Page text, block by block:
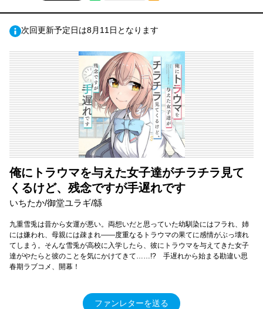
次回更新予定日は8月11日となります
俺にトラウマを与えた女子達がチラチラ見て
くるけど、残念ですが手遅れです
いちたか/御堂ユラギ/緜
九重雪兎は昔から女運が悪い。両想いだと思っていた幼馴染にはフラれ、姉
には嫌われ、母親には疎まれ――度重なるトラウマの果てに感情がぶっ壊れ
てしまう。そんな雪兎が高校に入学したら、彼にトラウマを与えてきた女子
達がやたらと彼のことを気にかけてきて……!? 手遅れから始まる勘違い思
春期ラブコメ、開幕！
ファンレターを送る